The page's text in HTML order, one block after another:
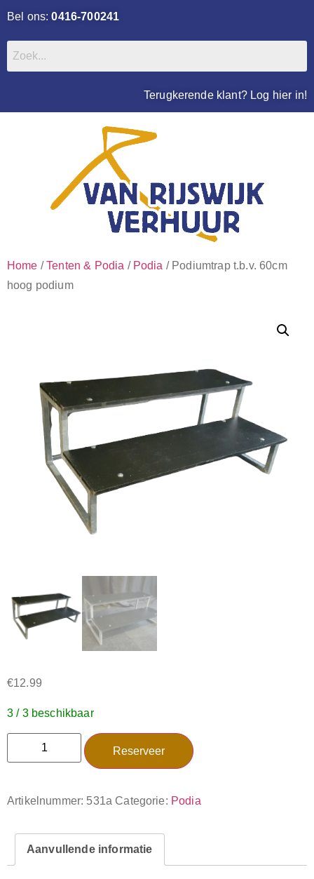
Bel ons:0416-700241
Terugkerende klant? Log hier in!
Home /Tenten & Podia / Podia / Podiumtrap t.b.v. 60cm
hoog podium
€12.99
3 / 3 beschikbaar
Reserveer
Artikelnummer: 531a Categorie: Podia
Aanvullende informatie